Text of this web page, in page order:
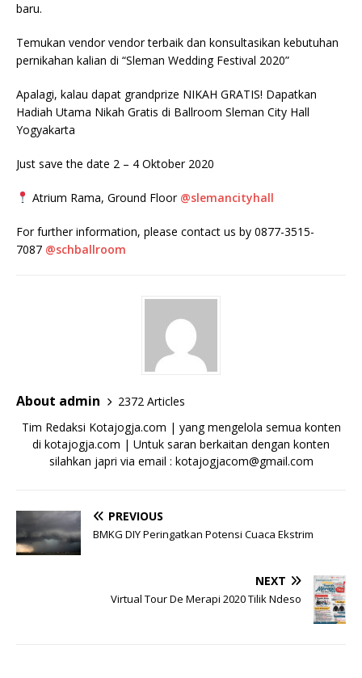
baru.
Temukan vendor vendor terbaik dan konsultasikan kebutuhan
pernikahan kalian di “Sleman Wedding Festival 2020”
Apalagi, kalau dapat grandprize NIKAH GRATIS! Dapatkan
Hadiah Utama Nikah Gratis di Ballroom Sleman City Hall
Yogyakarta
Just save the date 2 – 4 Oktober 2020
Atrium Rama, Ground Floor @slemancityhall
For further information, please contact us by 0877-3515-
7087 @schballroom
About admin
2372 Articles
Tim Redaksi Kotajogja.com | yang mengelola semua konten
di kotajogja.com | Untuk saran berkaitan dengan konten
silahkan japri via email : kotajogjacom@gmail.com
PREVIOUS
BMKG DIY Peringatkan Potensi Cuaca Ekstrim
NEXT
Virtual Tour De Merapi 2020 Tilik Ndeso